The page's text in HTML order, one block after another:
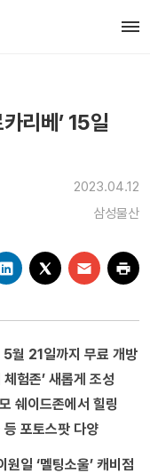
리베’ 15일
2023.04.12
삼성물산
월 21일까지 무료 개방
험존’ 새롭게 조성
쉐이드존에서 힐링
포토스팟 다양
일 ‘멜팅소울’ 캐비점